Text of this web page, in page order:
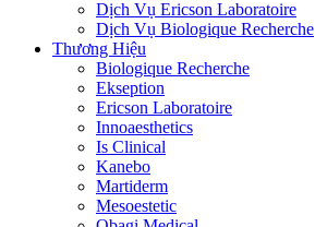
Dịch Vụ Ericson Laboratoire
Dịch Vụ Biologique Recherche
Thương Hiệu
Biologique Recherche
Ekseption
Ericson Laboratoire
Innoaesthetics
Is Clinical
Kanebo
Martiderm
Mesoestetic